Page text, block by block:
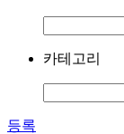
카테고리
등록